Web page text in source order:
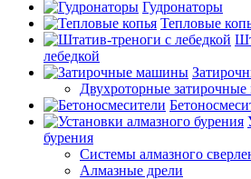
Гудронаторы
Тепловые
лебедкой
Двухроторные
бурения
Системы алмазного
Алмазные дрели